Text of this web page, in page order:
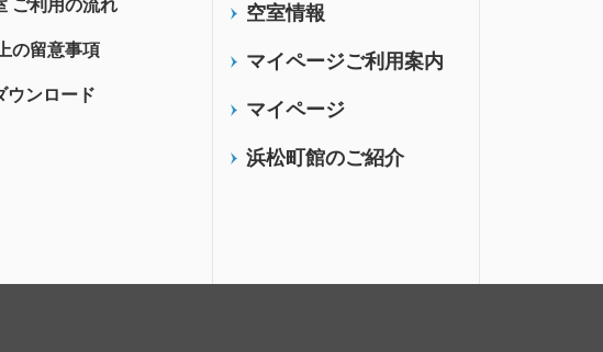
ご利用の流れ
の留意事項
ウンロード
空室情報
マイページご利用案内
マイページ
浜松町館のご紹介